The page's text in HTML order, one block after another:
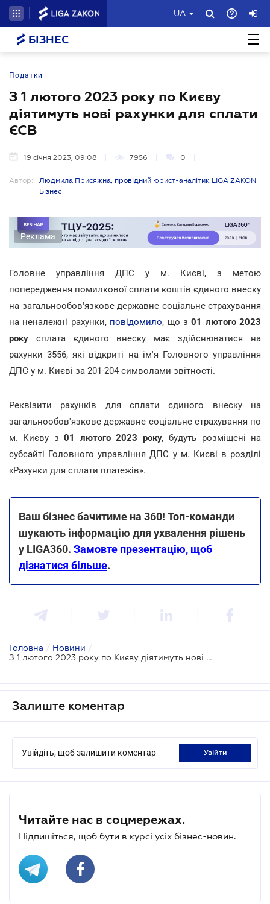
UA
БІЗНЕС
Податки
З 1 лютого 2023 року по Києву
діятимуть нові рахунки для сплати
ЄСВ
19 січня 2023, 09:08 7956 0
Автор:
Людмила Присяжна, провідний юрист-аналітик LIGA ZAKON
Бізнес
Реклама
Головне управління ДПС у м. Києві, з метою
попередження помилкової сплати коштів єдиного внеску
на загальнообов'язкове державне соціальне страхування
на неналежні рахунки, повідомило, що з01 лютого 2023
року сплата єдиного внеску має здійснюватися на
рахунки 3556, які відкриті на ім'я Головного управління
ДПС у м. Києві за 201-204 символами звітності.
Реквізити рахунків для сплати єдиного внеску на
загальнообов'язкове державне соціальне страхування по
м. Києву з01 лютого 2023 року, будуть розміщені на
субсайті Головного управління ДПС у м. Києві в розділі
«Рахунки для сплати платежів».
Ваш бізнес бачитиме на 360! Топ-команди
шукають інформацію для ухвалення рішень
у LIGA360. Замовте презентацію, щоб
дізнатися більше.
Головна / Новини /
З 1 лютого 2023 року по Києву діятимуть нові рахунки для сплати ЄСВ
Залиште коментар
Увійдіть, щоб залишити коментар увійти
Читайте нас в соцмережах.
Підпишіться, щоб бути в курсі усіх бізнес-новин.